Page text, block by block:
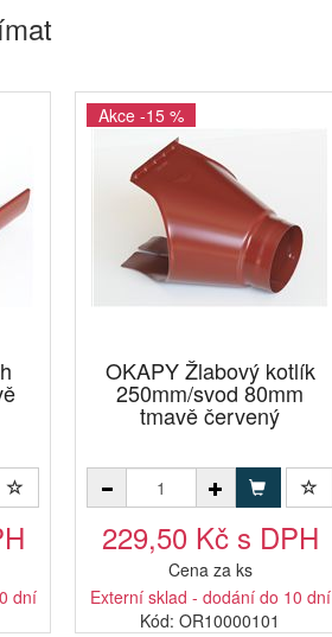
dní
Akce -15 %
OKAPY Žlabový kotlík
250mm/svod 80mm
tmavě červený
229,50 Kč s DPH
Cena za ks
Externí sklad - dodání do 10 dní
Kód: OR10000101